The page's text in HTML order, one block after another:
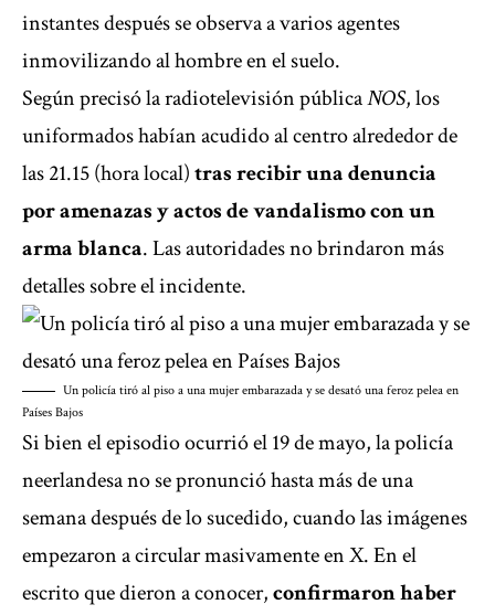
instantes después se observa a varios agentes
inmovilizando al hombre en el suelo.
Según precisó la radiotelevisión públicaNOS, los
uniformados habían acudido al centro alrededor de
las 21.15 (hora local)tras recibir una denuncia
por amenazas y actos de vandalismo con un
arma blanca. Las autoridades no brindaron más
detalles sobre el incidente.
Un policía tiró al piso a una mujer embarazada y se desató una feroz pelea en
Países Bajos
Si bien el episodio ocurrió el 19 de mayo, la policía
neerlandesa no se pronunció hasta más de una
semana después de lo sucedido, cuando las imágenes
empezaron a circular masivamente en X. En el
escrito que dieron a conocer,confirmaron haber